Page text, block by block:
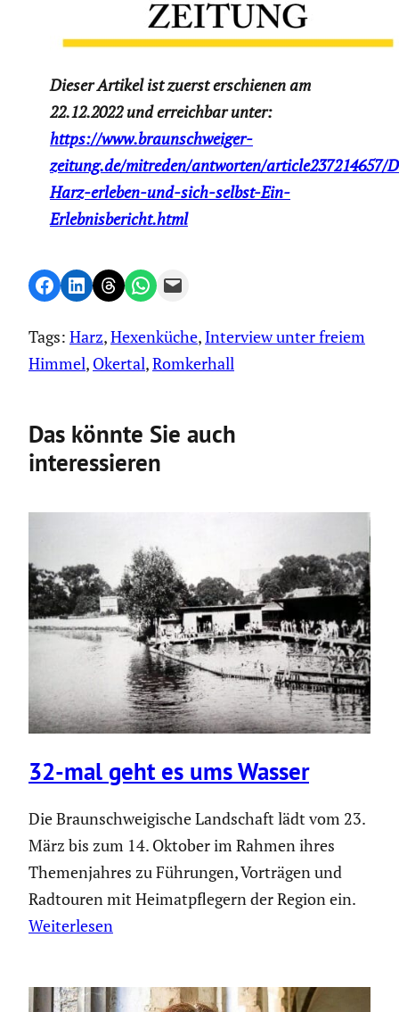
Dieser Artikel ist zuerst erschienen am
22.12.2022 und erreichbar unter:
https://www.braunschweiger-
zeitung.de/mitreden/antworten/article237214657/
Harz-erleben-und-sich-selbst-Ein-
Erlebnisbericht.html
Share on Facebook
Share on LinkedIn
Share on Threads
Share on WhatsApp
Email this Page
Tags: Harz, Hexenküche, Interview unter freiem
Himmel, Okertal, Romkerhall
Das könnte Sie auch
interessieren
32-mal geht es ums Wasser
Die Braunschweigische Landschaft lädt vom 23.
März bis zum 14. Oktober im Rahmen ihres
Themenjahres zu Führungen, Vorträgen und
Radtouren mit Heimatpflegern der Region ein.
Weiterlesen